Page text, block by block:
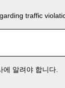
traffic
알려야 합니다.